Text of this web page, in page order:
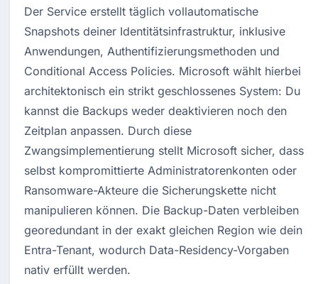
Der Service erstellt täglich vollautomatische
Snapshots deiner Identitätsinfrastruktur, inklusive
Anwendungen, Authentifizierungsmethoden und
Conditional Access Policies. Microsoft wählt hierbei
architektonisch ein strikt geschlossenes System: Du
kannst die Backups weder deaktivieren noch den
Zeitplan anpassen. Durch diese
Zwangsimplementierung stellt Microsoft sicher, dass
selbst kompromittierte Administratorenkonten oder
Ransomware-Akteure die Sicherungskette nicht
manipulieren können. Die Backup-Daten verbleiben
georedundant in der exakt gleichen Region wie dein
Entra-Tenant, wodurch Data-Residency-Vorgaben
nativ erfüllt werden.